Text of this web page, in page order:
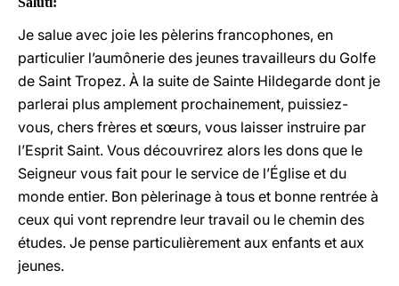
Je salue avec joie les pèlerins francophones, en
particulier l’aumônerie des jeunes travailleurs du Golfe
de Saint Tropez. À la suite de Sainte Hildegarde dont je
parlerai plus amplement prochainement, puissiez-
vous, chers frères et sœurs, vous laisser instruire par
l’Esprit Saint. Vous découvrirez alors les dons que le
Seigneur vous fait pour le service de l’Église et du
monde entier. Bon pèlerinage à tous et bonne rentrée à
ceux qui vont reprendre leur travail ou le chemin des
études. Je pense particulièrement aux enfants et aux
jeunes.